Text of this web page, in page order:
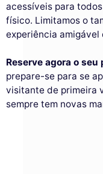
acessíveis para
físico. Limitamos o
experiência amigável
Reserve agora o
prepare-se para se
visitante de primeira
sempre tem novas